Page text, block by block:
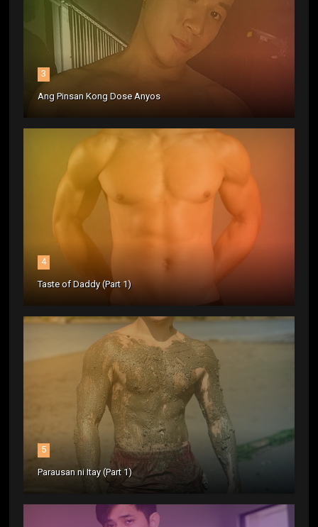
3
Ang Pinsan Kong Dose Anyos
4
Taste of Daddy (Part 1)
5
Parausan ni Itay (Part 1)